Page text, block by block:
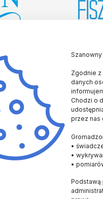
Zgodnie z
danych
Chodzi o
przez nas
•
•
•
Podstawą
SPRAWY
Uczelnie i
Innowacje
Nagrody
Prawo
Popularyzacja